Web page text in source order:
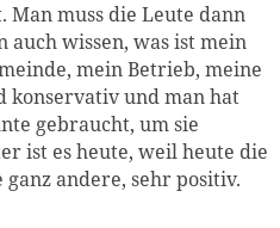
muss die Leute dann
auch wissen, was ist mein
mein Betrieb, meine
konservativ und man hat
gebraucht, um sie
ist es heute, weil heute die
andere, sehr positiv.